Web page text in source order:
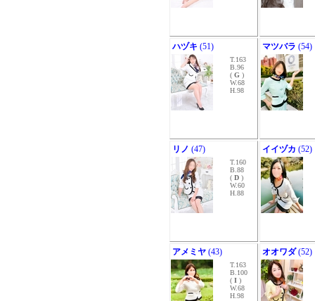
ハヅキ (51)
T.163
B.96
( G )
W.68
H.98
マツバラ (54)
リノ (47)
T.160
B.88
( D )
W.60
H.88
イイヅカ (52)
アメミヤ (43)
T.163
B.100
( I )
W.68
H.98
オオワダ(52)